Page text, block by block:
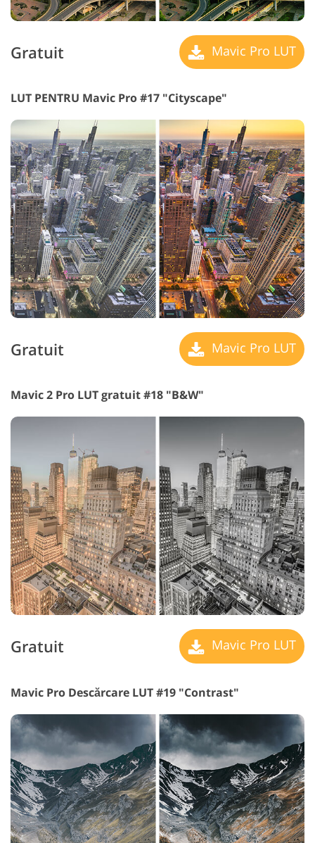
Gratuit Mavic Pro LUT
LUT PENTRU Mavic Pro #17 "Cityscape"
Gratuit Mavic Pro LUT
Mavic 2 Pro LUT gratuit #18 "B&W"
Gratuit Mavic Pro LUT
Mavic Pro Descărcare LUT #19 "Contrast"